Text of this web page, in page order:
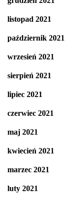
listopad 2021
październik 2021
wrzesień 2021
sierpień 2021
lipiec 2021
czerwiec 2021
maj 2021
kwiecień 2021
marzec 2021
luty 2021